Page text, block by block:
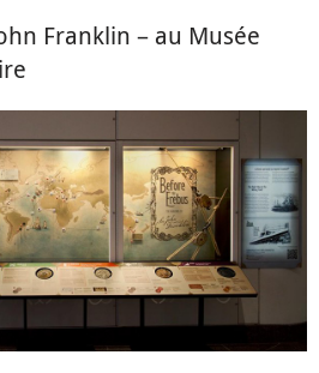
Franklin – au Musée